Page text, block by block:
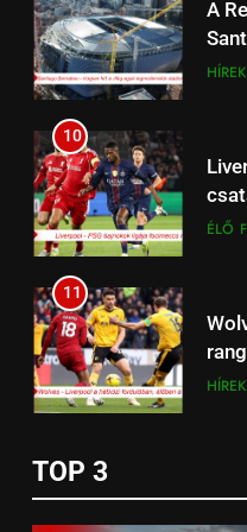
A
HÍREK
10
ÉLŐ
11
HÍREK
TOP 3
1
2
Mit
3